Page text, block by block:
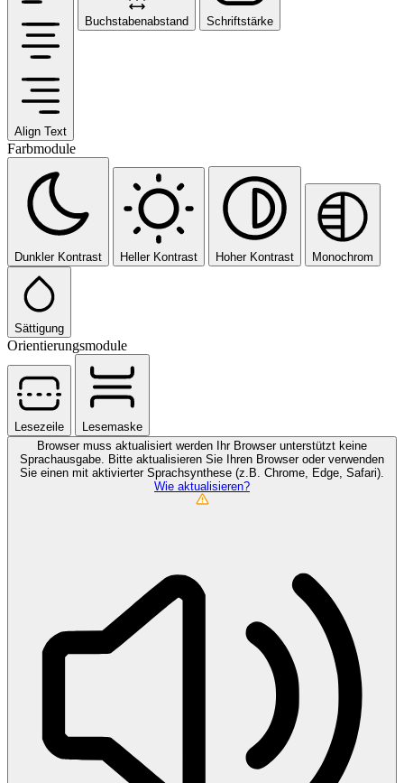
Align Text
Buchstabenabstand Schriftstärke
Farbmodule
Dunkler Kontrast Heller Kontrast Hoher Kontrast Monochrom
Sättigung
Orientierungsmodule
Lesezeile
Lesemaske
Browser muss aktualisiert werden
Ihr Browser unterstützt keine
Sprachausgabe. Bitte aktualisieren Sie Ihren Browser oder verwenden
Sie einen mit aktivierter Sprachsynthese (z.B. Chrome, Edge, Safari).
Wie aktualisieren?